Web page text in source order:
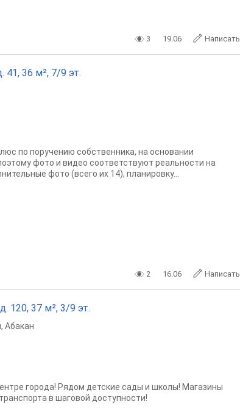
3 19.06 Написать
41, 36 м², 7/9 эт.
по поручению собственника, на основании
фото и видео соответствуют реальности на
фото (всего их 14), планировку...
2 16.06 Написать
120, 37 м², 3/9 эт.
, Абакан
города! Рядом детские сады и школы! Магазины
в шаговой доступности!